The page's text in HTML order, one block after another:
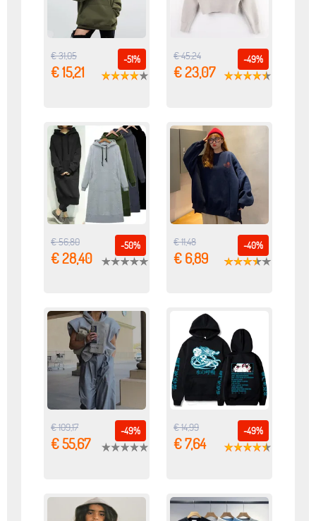
-51%
€ 31,05
€ 15,21
-49%
€ 45,24
€ 23,07
-50%
€ 56,80
€ 28,40
-40%
€ 11,48
€ 6,89
-49%
€ 109,17
€ 55,67
-49%
€ 14,99
€ 7,64